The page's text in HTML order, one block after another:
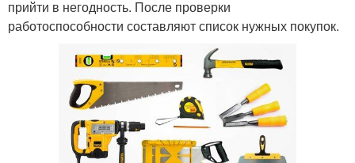
прийти в негодность. После проверки
работоспособности составляют список нужных покупок.